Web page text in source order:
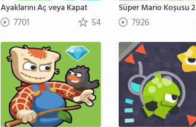
Ayaklarını Aç veya Kapat
7701 54
Süper Mario Koşusu 2
7926